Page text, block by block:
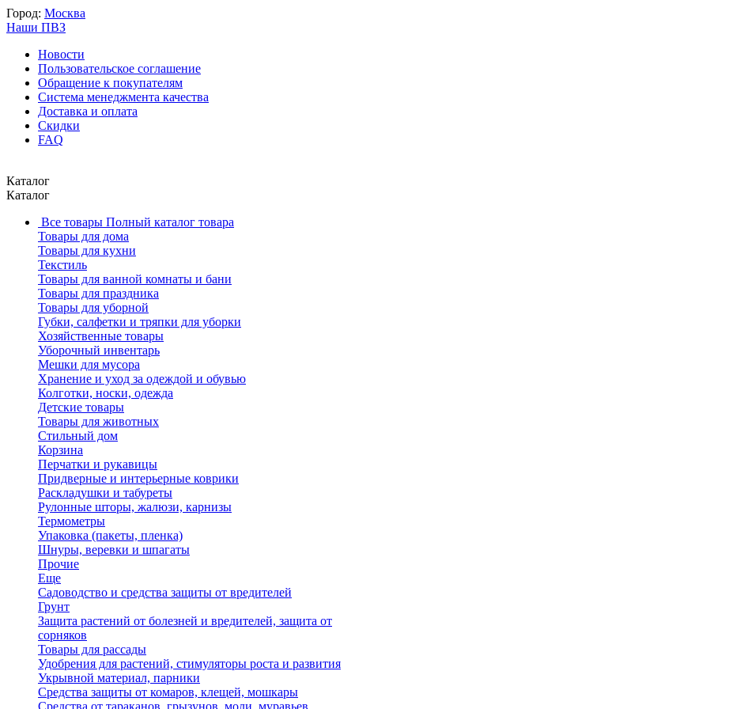
Город: Москва
Наши ПВЗ
Новости
Пользовательское соглашение
Обращение к покупателям
Система менеджмента качества
Доставка и оплата
Скидки
FAQ
Каталог
Каталог
Все товары Полный каталог товара
Товары для дома
Товары для кухни
Текстиль
Товары для ванной комнаты и бани
Товары для праздника
Товары для уборной
Губки, салфетки и тряпки для уборки
Хозяйственные товары
Уборочный инвентарь
Мешки для мусора
Хранение и уход за одеждой и обувью
Колготки, носки, одежда
Детские товары
Товары для животных
Стильный дом
Корзина
Перчатки и рукавицы
Придверные и интерьерные коврики
Раскладушки и табуреты
Рулонные шторы, жалюзи, карнизы
Термометры
Упаковка (пакеты, пленка)
Шнуры, веревки и шпагаты
Прочие
Еще
Садоводство и средства защиты от вредителей
Грунт
Защита растений от болезней и вредителей, защита от
сорняков
Товары для рассады
Удобрения для растений, стимуляторы роста и развития
Укрывной материал, парники
Средства защиты от комаров, клещей, мошкары
Средства от тараканов, грызунов, моли, муравьев